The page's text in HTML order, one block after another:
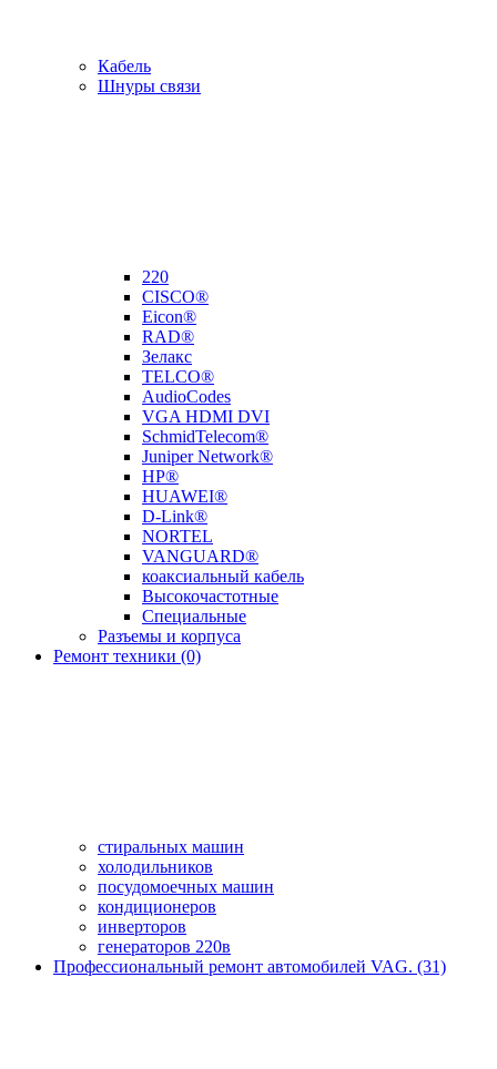
Кабель
Шнуры связи
220
CISCO®
Eicon®
RAD®
Зелакс
TELCO®
AudioCodes
VGA HDMI DVI
SchmidTelecom®
Juniper Network®
HP®
HUAWEI®
D-Link®
NORTEL
VANGUARD®
коаксиальный кабель
Высокочастотные
Специальные
Разъемы и корпуса
Ремонт техники (0)
стиральных машин
холодильников
посудомоечных машин
кондиционеров
инверторов
генераторов 220в
Профессиональный ремонт автомобилей VAG. (31)